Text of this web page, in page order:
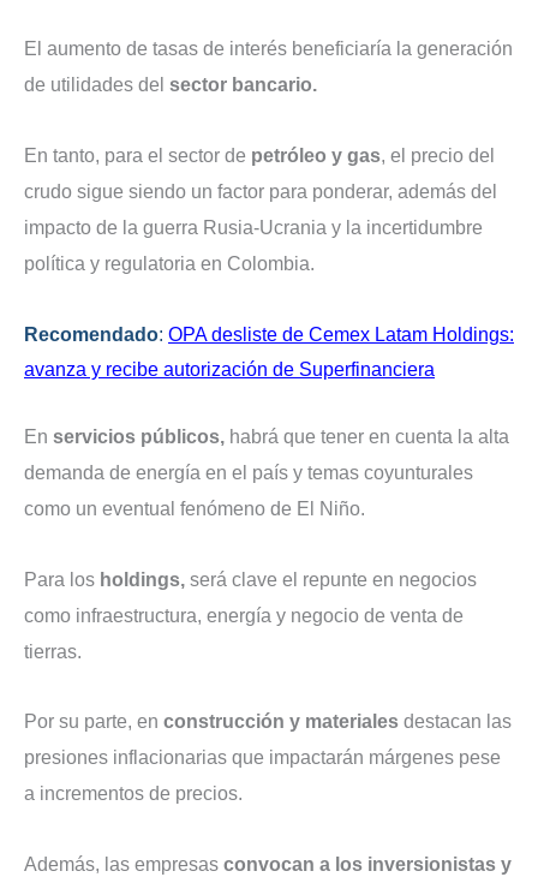
El aumento de tasas de interés beneficiaría la generación
de utilidades del sector bancario.
En tanto, para el sector de petróleo y gas, el precio del
crudo sigue siendo un factor para ponderar, además del
impacto de la guerra Rusia-Ucrania y la incertidumbre
política y regulatoria en Colombia.
Recomendado: OPA desliste de Cemex Latam Holdings:
avanza y recibe autorización de Superfinanciera
En servicios públicos, habrá que tener en cuenta la alta
demanda de energía en el país y temas coyunturales
como un eventual fenómeno de El Niño.
Para los holdings, será clave el repunte en negocios
como infraestructura, energía y negocio de venta de
tierras.
Por su parte, en construcción y materiales destacan las
presiones inflacionarias que impactarán márgenes pese
a incrementos de precios.
Además, las empresas convocan a los inversionistas y